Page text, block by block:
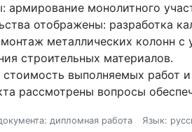
армирование монолитного
отображены: разработка
монтаж металлических колонн
строительных материалов.
выполняемых работ
рассмотрены вопросы
дипломная работа Язык: